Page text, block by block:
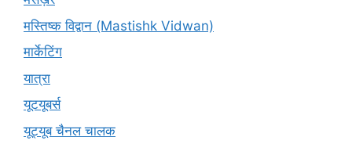
मस्तिष्क विद्वान (Mastishk Vidwan)
मार्केटिंग
यात्रा
यूटयूबर्स
यूट्यूब चैनल चालक